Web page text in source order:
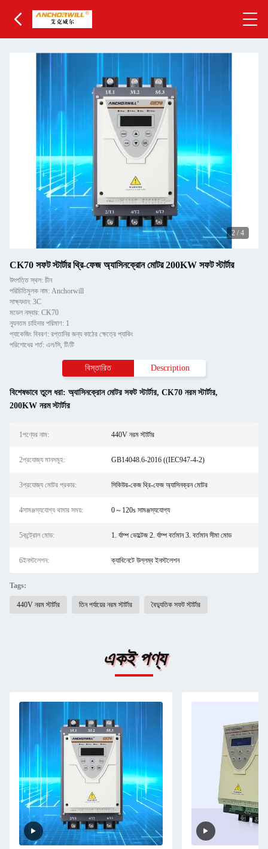
2 / 4
CK70 সফট স্টার্টার থ্রি-ফেজ অ্যাসিনক্রোন মোটর 200KW সফট স্টার্টার
উৎপত্তি স্থল: চীন
পরিচিতিমুলক নাম: Anchorwill
সাক্ষ্যদান: 3C
মডেল নম্বার: CK70
ন্যূনতম চাহিদার পরিমাণ: 1
প্যাকেজিং বিবরণ: রপ্তানির জন্য কাঠের ক্ষেত্রে প্যাকিং
পরিশোধের শর্ত: এল/সি, টি/টি
বিস্তারিত Description
বিশেষভাবে তুলে ধরা: অ্যাসিনক্রোন মোটর সফট স্টার্টার, CK70 নরম স্টার্টার,
200KW নরম স্টার্টার
1পণ্যের নাম: 440V নরম স্টার্টার
2প্রযোজ্য মানসমূহ: GB14048.6-2016 ((IEC947-4-2)
3প্রযোজ্য মোটর প্রকার: সিকিউর-কেজ থ্রি-ফেজ অ্যাসিনক্রন মোটর
4সামঞ্জস্যযোগ্য থামার সময়: 0～120s সামঞ্জস্যযোগ্য
5কন্ট্রোল মোড: 1. র্যাম্প ভোল্টেজ 2. র্যাম্প বর্তমান 3. বর্তমান সীমা মোড
6ইনস্টলেশন: ক্যাবিনেটে উল্লম্ব ইনস্টলেশন
Tags:
440V নরম স্টার্টার তিন পর্যায়ের নরম স্টার্টার বৈদ্যুতিক সফট স্টার্টার
একই পণ্য